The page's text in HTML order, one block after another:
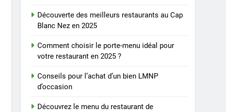
Découverte des meilleurs restaurants au Cap
Blanc Nez en 2025
Comment choisir le porte-menu idéal pour
votre restaurant en 2025 ?
Conseils pour l’achat d’un bien LMNP
d’occasion
Découvrez le menu du restaurant de